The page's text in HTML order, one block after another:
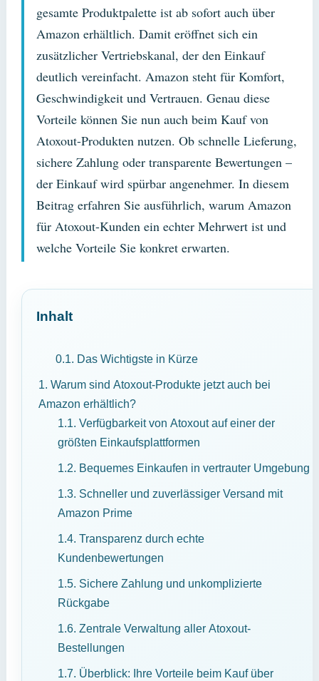
gesamte Produktpalette ist ab sofort auch über
Amazon erhältlich. Damit eröffnet sich ein
zusätzlicher Vertriebskanal, der den Einkauf
deutlich vereinfacht. Amazon steht für Komfort,
Geschwindigkeit und Vertrauen. Genau diese
Vorteile können Sie nun auch beim Kauf von
Atoxout-Produkten nutzen. Ob schnelle Lieferung,
sichere Zahlung oder transparente Bewertungen –
der Einkauf wird spürbar angenehmer. In diesem
Beitrag erfahren Sie ausführlich, warum Amazon
für Atoxout-Kunden ein echter Mehrwert ist und
welche Vorteile Sie konkret erwarten.
Inhalt
0.1. Das Wichtigste in Kürze
1. Warum sind Atoxout-Produkte jetzt auch bei
Amazon erhältlich?
1.1. Verfügbarkeit von Atoxout auf einer der
größten Einkaufsplattformen
1.2. Bequemes Einkaufen in vertrauter Umgebung
1.3. Schneller und zuverlässiger Versand mit
Amazon Prime
1.4. Transparenz durch echte
Kundenbewertungen
1.5. Sichere Zahlung und unkomplizierte
Rückgabe
1.6. Zentrale Verwaltung aller Atoxout-
Bestellungen
1.7. Überblick: Ihre Vorteile beim Kauf über